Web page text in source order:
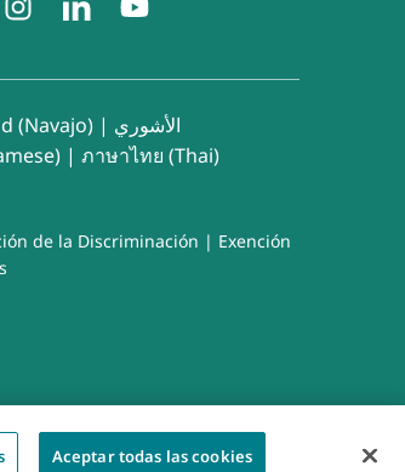
(Navajo) | الأشوري
| ภาษาไทย (Thai)
de la Discriminación | Exención
Aceptar todas las cookies